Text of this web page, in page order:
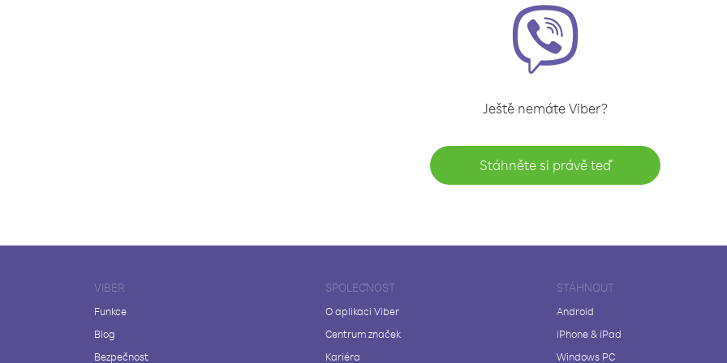
Ještě nemáte Viber?
Stáhněte si právě teď
VIBER
Funkce
Blog
Bezpečnost
SPOLEČNOST
O aplikaci Viber
Centrum značek
Kariéra
STÁHNOUT
Android
iPhone & iPad
Windows PC